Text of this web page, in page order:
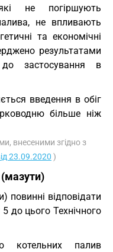
не погіршують
не впливають
та економічні
результатами
застосування в
введення в обіг
більше ніж
внесеними згідно з
23.09.2020 )
(мазути)
повинні відповідати
до цього Технічного
котельних палив